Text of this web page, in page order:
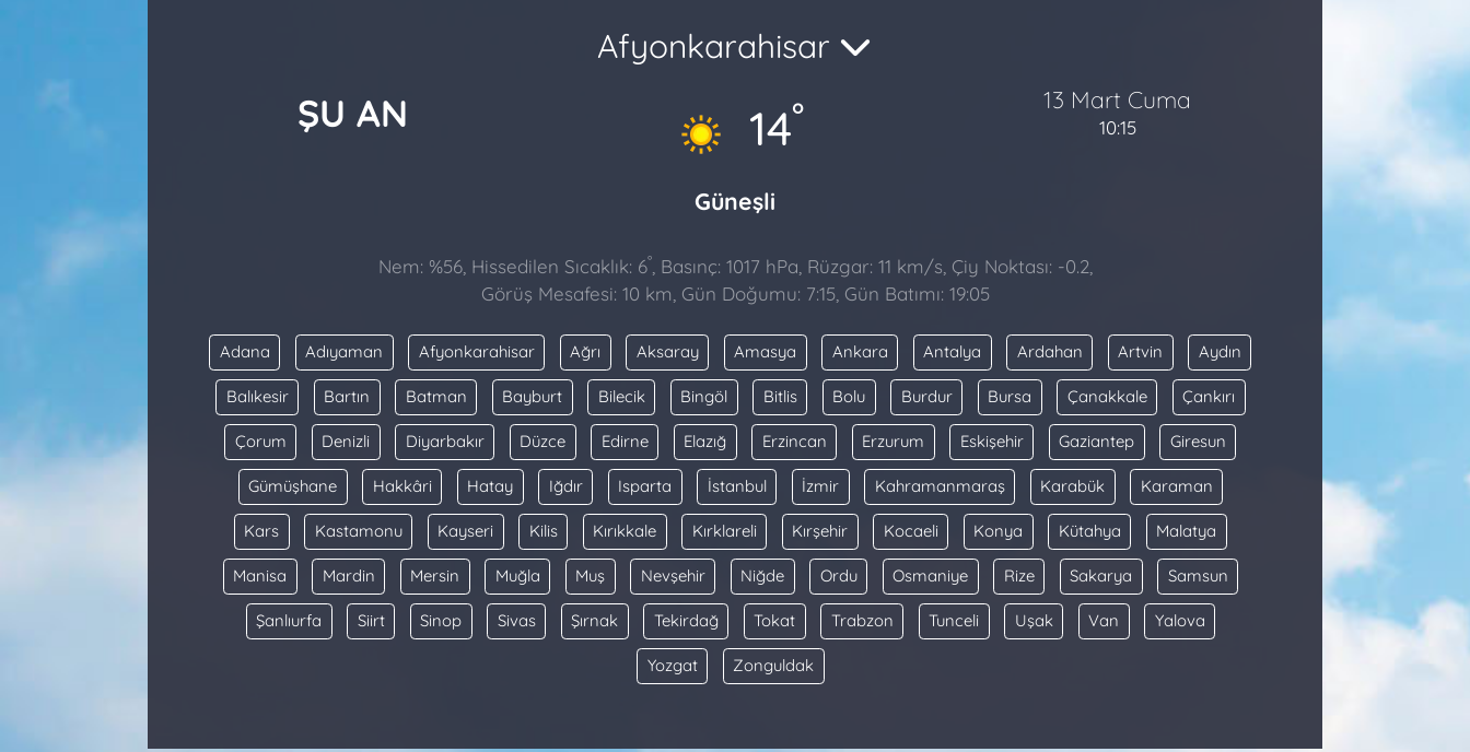
ŞU AN
Afyonkarahisar
14°
Güneşli
13 Mart Cuma
10:15
Nem: %56, Hissedilen Sıcaklık: 6°, Basınç: 1017 hPa, Rüzgar: 11 km/s, Çiy Noktası: -0.2,
Görüş Mesafesi: 10 km, Gün Doğumu: 7:15, Gün Batımı: 19:05
Adana Adıyaman Afyonkarahisar Ağrı Aksaray Amasya Ankara Antalya Ardahan Artvin Aydın
Balıkesir Bartın Batman Bayburt Bilecik Bingöl Bitlis Bolu Burdur Bursa Çanakkale Çankırı
Çorum Denizli Diyarbakır Düzce Edirne Elazığ Erzincan Erzurum Eskişehir Gaziantep Giresun
Gümüşhane Hakkâri Hatay Iğdır Isparta İstanbul İzmir Kahramanmaraş Karabük Karaman
Kars Kastamonu Kayseri Kilis Kırıkkale Kırklareli Kırşehir Kocaeli Konya Kütahya Malatya
Manisa Mardin Mersin Muğla Muş Nevşehir Niğde Ordu Osmaniye Rize Sakarya Samsun
Şanlıurfa Siirt Sinop Sivas Şırnak Tekirdağ Tokat Trabzon Tunceli Uşak Van Yalova
Yozgat Zonguldak